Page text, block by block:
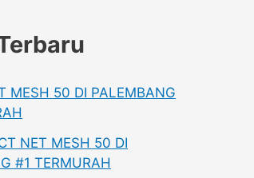
MESH 50 DI PALEMBANG
NET MESH 50 DI
#1 TERMURAH